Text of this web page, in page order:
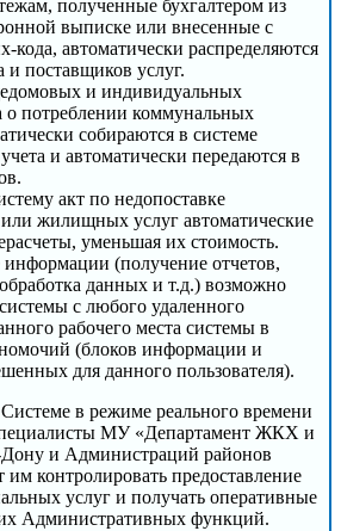
полученные бухгалтером из
выписке или внесенные с
автоматически распределяются
и поставщиков услуг.
и индивидуальных
о потреблении коммунальных
собираются в системе
и автоматически передаются в
акт по недопоставке
жилищных услуг автоматические
уменьшая их стоимость.
(получение отчетов,
данных и т.д.) возможно
с любого удаленного
рабочего места системы в
(блоков информации и
для данного пользователя).
в режиме реального времени
МУ «Департамент ЖКХ и
Дону и Администраций районов
им контролировать предоставление
услуг и получать оперативные
Административных функций.